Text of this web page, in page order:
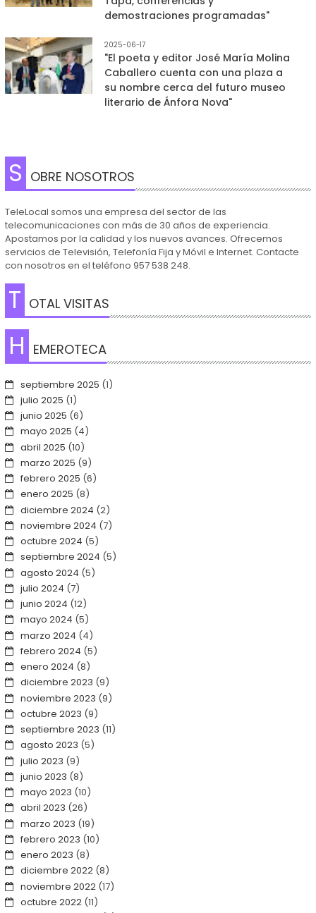
demostraciones programadas"
2025-06-17
"El poeta y editor José María Molina
Caballero cuenta con una plaza a
su nombre cerca del futuro museo
literario de Ánfora Nova"
S OBRE NOSOTROS
TeleLocal somos una empresa del sector de las
telecomunicaciones con más de 30 años de experiencia.
Apostamos por la calidad y los nuevos avances. Ofrecemos
servicios de Televisión, Telefonía Fija y Móvil e Internet. Contacte
con nosotros en el teléfono 957 538 248.
T OTAL VISITAS
H EMEROTECA
septiembre 2025 (1)
julio 2025 (1)
junio 2025 (6)
mayo 2025 (4)
abril 2025 (10)
marzo 2025 (9)
febrero 2025 (6)
enero 2025 (8)
diciembre 2024 (2)
noviembre 2024 (7)
octubre 2024 (5)
septiembre 2024 (5)
agosto 2024 (5)
julio 2024 (7)
junio 2024 (12)
mayo 2024 (5)
marzo 2024 (4)
febrero 2024 (5)
enero 2024 (8)
diciembre 2023 (9)
noviembre 2023 (9)
octubre 2023 (9)
septiembre 2023 (11)
agosto 2023 (5)
julio 2023 (9)
junio 2023 (8)
mayo 2023 (10)
abril 2023 (26)
marzo 2023 (19)
febrero 2023 (10)
enero 2023 (8)
diciembre 2022(8)
noviembre 2022(17)
octubre 2022(11)